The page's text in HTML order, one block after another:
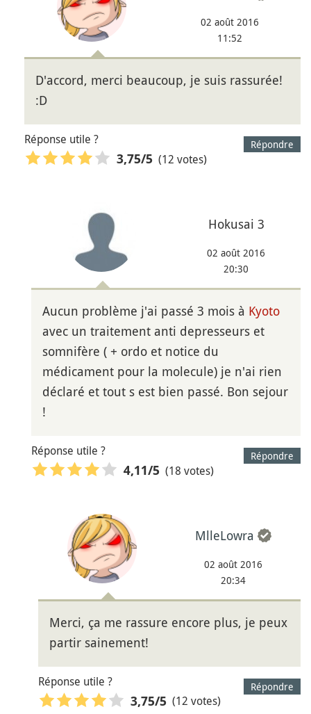
02 août 2016
11:52
D'accord, merci beaucoup, je suis rassurée!
:D
Répondre
Réponse utile ?
3,75/5 (12 votes)
Hokusai 3
02 août 2016
20:30
Aucun problème j'ai passé 3 mois à Kyoto
avec un traitement anti depresseurs et
somnifère ( + ordo et notice du
médicament pour la molecule) je n'ai rien
déclaré et tout s est bien passé. Bon sejour
!
Répondre
Réponse utile ?
4,11/5 (18 votes)
MlleLowra
02 août 2016
20:34
Merci, ça me rassure encore plus, je peux
partir sainement!
Répondre
Réponse utile ?
3,75/5 (12 votes)